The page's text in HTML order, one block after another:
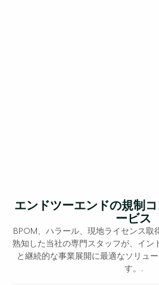
エンドツーエンドの規制
ービス
BPOM、ハラール、現地ライセンス取
熟知した当社の専門スタッフが、イン
と継続的な事業展開に最適なソリュ
す。.